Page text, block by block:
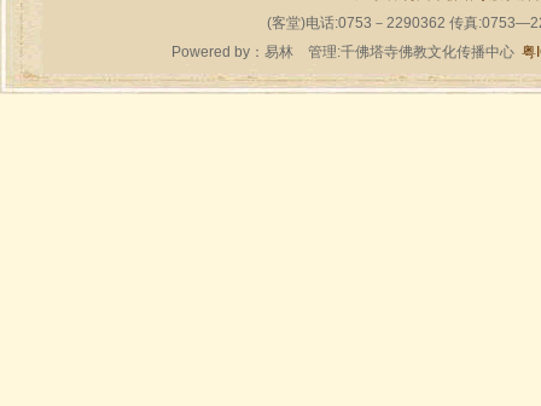
(客堂)电话:0753－2290362 传真
Powered by： 易林管理:千佛塔寺佛教文化传播中心 粤